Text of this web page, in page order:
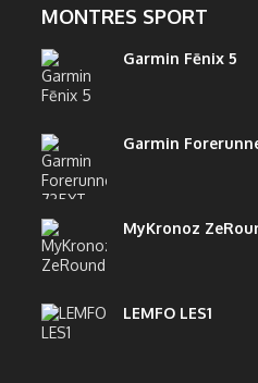
MONTRES SPORT
Garmin Fēnix 5
Garmin
MyKronoz
LEMFO LES1